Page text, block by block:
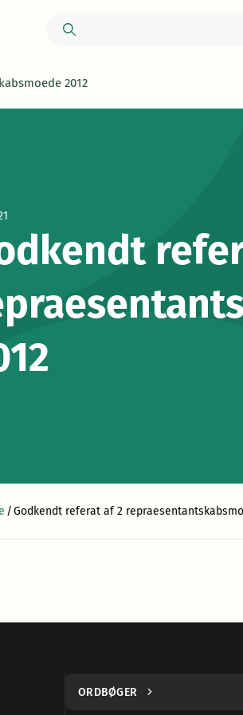
2012
/Godkendt referat af 2
ORDBØGER